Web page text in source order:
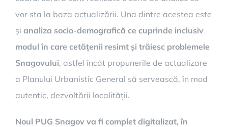
vor sta la baza actualizării. Una dintre acestea este
și analiza socio-demografică ce cuprinde inclusiv
modul în care cetățenii resimt și trăiesc problemele
Snagovului, astfel încât propunerile de actualizare
a Planului Urbanistic General să servească, în mod
autentic, dezvoltării localității.
Noul PUG Snagov va fi complet digitalizat, în